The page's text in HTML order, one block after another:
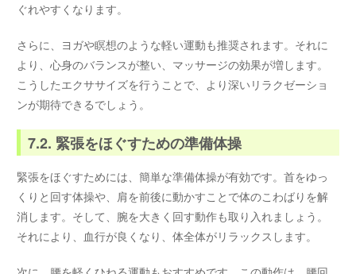
ぐれやすくなります。
さらに、ヨガや瞑想のような軽い運動も推奨されます。それに
より、心身のバランスが整い、マッサージの効果が増します。
こうしたエクササイズを行うことで、より深いリラクゼーショ
ンが期待できるでしょう。
7.2. 緊張をほぐすための準備体操
緊張をほぐすためには、簡単な準備体操が有効です。首をゆっ
くりと回す体操や、肩を前後に動かすことで体のこわばりを解
消します。そして、腕を大きく回す動作も取り入れましょう。
それにより、血行が良くなり、体全体がリラックスします。